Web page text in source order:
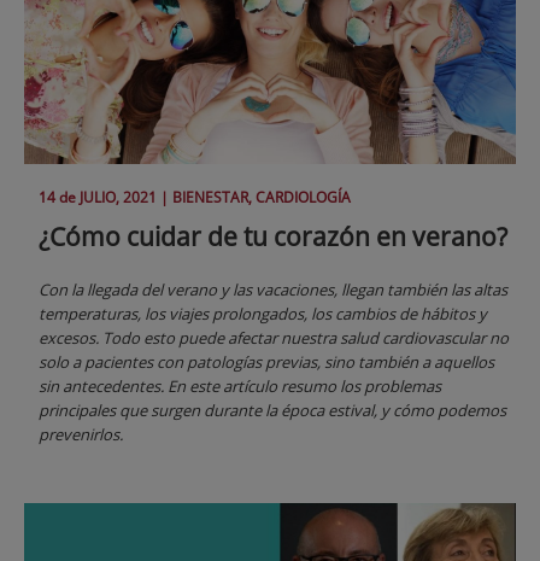
14 de JULIO, 2021 | BIENESTAR, CARDIOLOGÍA
¿Cómo cuidar de tu corazón en verano?
Con la llegada del verano y las vacaciones, llegan también las altas
temperaturas, los viajes prolongados, los cambios de hábitos y
excesos. Todo esto puede afectar nuestra salud cardiovascular no
solo a pacientes con patologías previas, sino también a aquellos
sin antecedentes. En este artículo resumo los problemas
principales que surgen durante la época estival, y cómo podemos
prevenirlos.